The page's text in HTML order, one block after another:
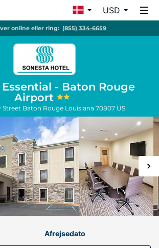
USD
online eller ring: (855) 334-6659
- Baton Rouge
Airport
Street Baton Rouge Louisiana 70807 US
Afrejsedato